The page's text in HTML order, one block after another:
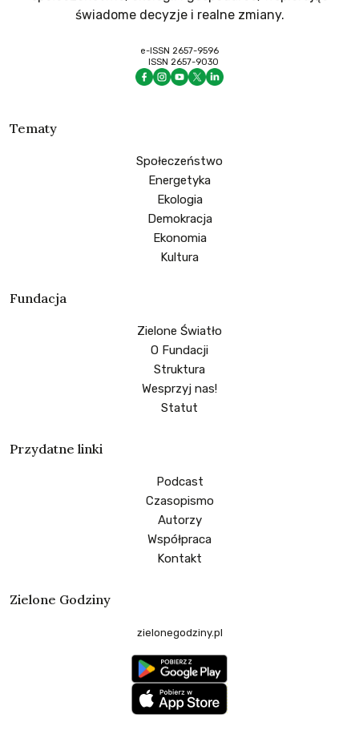
świadome decyzje i realne zmiany.
e-ISSN 2657-9596
ISSN 2657-9030
Tematy
Społeczeństwo
Energetyka
Ekologia
Demokracja
Ekonomia
Kultura
Fundacja
Zielone Światło
O Fundacji
Struktura
Wesprzyj nas!
Statut
Przydatne linki
Podcast
Czasopismo
Autorzy
Współpraca
Kontakt
Zielone Godziny
zielonegodziny.pl